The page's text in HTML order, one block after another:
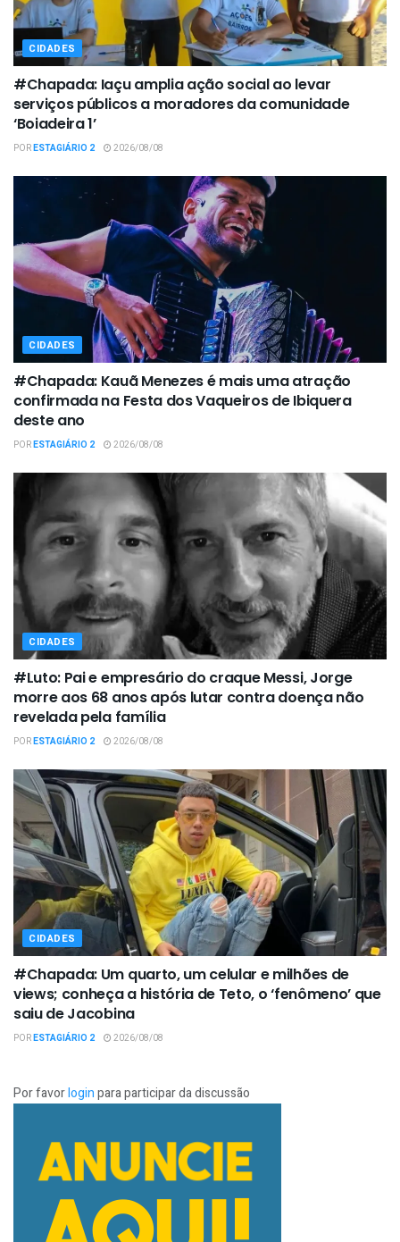
CIDADES
#Chapada: Iaçu amplia ação social ao levar
serviços públicos a moradores da comunidade
‘Boiadeira 1’
PORESTAGIÁRIO 2 2026/08/08
CIDADES
#Chapada: Kauã Menezes é mais uma atração
confirmada na Festa dos Vaqueiros de Ibiquera
deste ano
PORESTAGIÁRIO 2 2026/08/08
CIDADES
#Luto: Pai e empresário do craque Messi, Jorge
morre aos 68 anos após lutar contra doença não
revelada pela família
PORESTAGIÁRIO 2 2026/08/08
CIDADES
#Chapada: Um quarto, um celular e milhões de
views; conheça a história de Teto, o ‘fenômeno’ que
saiu de Jacobina
PORESTAGIÁRIO 2 2026/08/08
Por favorloginpara participar da discussão